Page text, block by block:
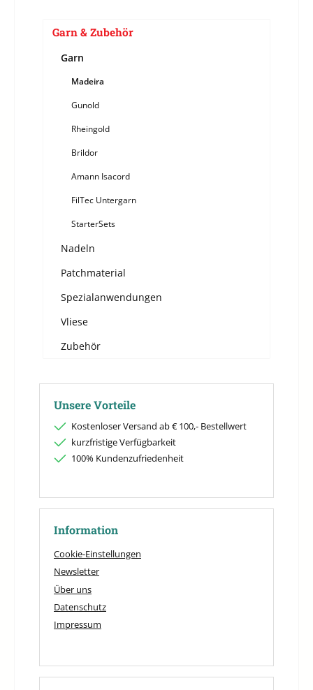
Garn & Zubehör
Garn
Madeira
Gunold
Rheingold
Brildor
Amann Isacord
FilTec Untergarn
StarterSets
Nadeln
Patchmaterial
Spezialanwendungen
Vliese
Zubehör
Unsere Vorteile
Kostenloser Versand ab € 100,- Bestellwert
kurzfristige Verfügbarkeit
100% Kundenzufriedenheit
Information
Cookie-Einstellungen
Newsletter
Über uns
Datenschutz
Impressum